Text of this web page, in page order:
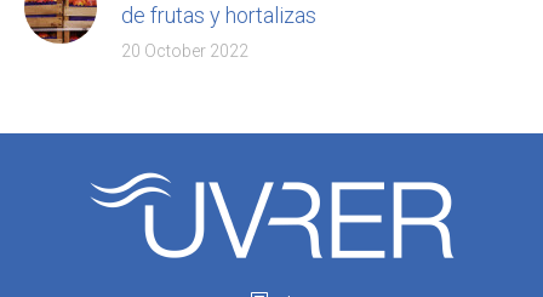
de frutas y hortalizas
20 October 2022